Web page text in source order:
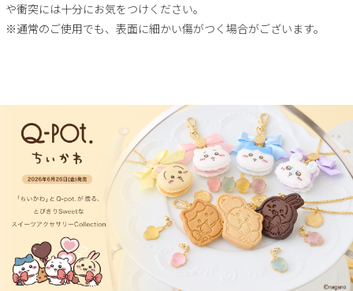
や衝突には十分にお気をつけください。
※通常のご使用でも、表面に細かい傷がつく場合がございます。